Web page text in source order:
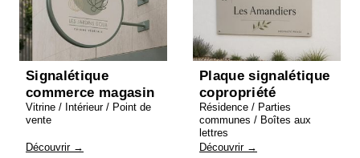
Signalétique
commerce magasin
Vitrine / Intérieur / Point de
vente
Découvrir →
Plaque signalétique
copropriété
Résidence / Parties
communes / Boîtes aux
lettres
Découvrir →